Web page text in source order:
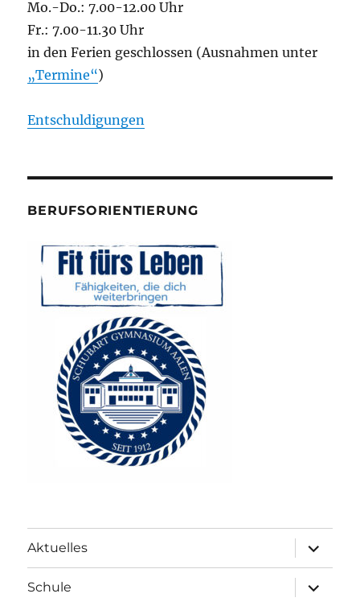
Mo.-Do.: 7.00-12.00 Uhr
Fr.: 7.00-11.30 Uhr
in den Ferien geschlossen (Ausnahmen unter
„Termine“)
Entschuldigungen
BERUFSORIENTIERUNG
Aktuelles
anzeigen
Schule
anzeigen